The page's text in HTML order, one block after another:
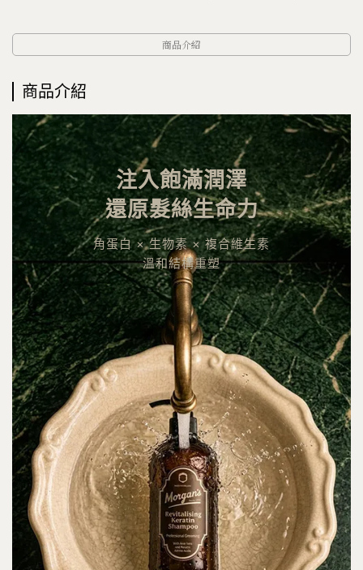
商品介紹
商品介紹
注入飽滿潤澤
還原髮絲生命力
角蛋白 × 生物素 × 複合維生素
溫和結構重塑